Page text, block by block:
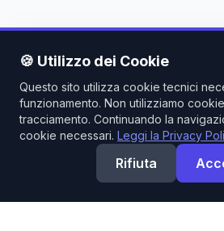
🍪 Utilizzo dei Cookie
Questo sito utilizza cookie tecnici
funzionamento. Non utilizziamo
tracciamento. Continuando la
cookie necessari. Leggi la Privacy
Rifiuta